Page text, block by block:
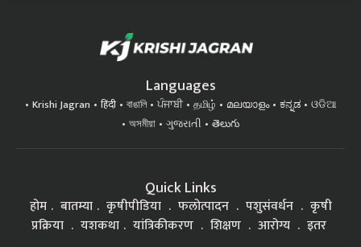
Languages
Krishi Jagran हिंदी বাঙালি ਪੰਜਾਬੀ தமிழ் മലയാളം ಕನ್ನಡ
ଓଡିଆ
অসমীয়া
ગુજરાતી తెలుగు
Quick Links
होम बातम्या कृषीपीडिया फलोत्पादन पशुसंवर्धन
कृषी
प्रक्रिया
यशकथा यांत्रिकीकरण शिक्षण आरोग्य इतर